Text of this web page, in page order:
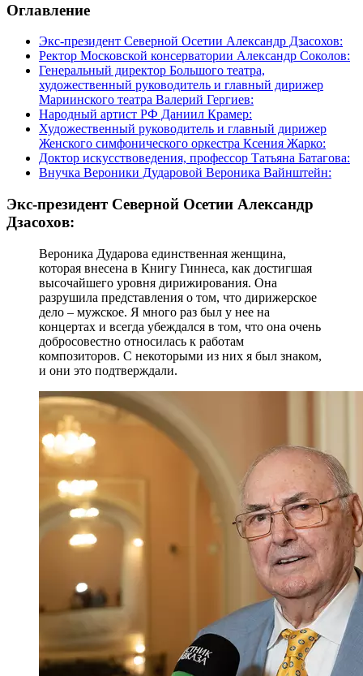
Оглавление
Экс-президент Северной Осетии Александр Дзасохов:
Ректор Московской консерватории Александр Соколов:
Генеральный директор Большого театра,
художественный руководитель и главный дирижер
Мариинского театра Валерий Гергиев:
Народный артист РФ Даниил Крамер:
Художественный руководитель и главный дирижер
Женского симфонического оркестра Ксения Жарко:
Доктор искусствоведения, профессор Татьяна Батагова:
Внучка Вероники Дударовой Вероника Вайнштейн:
Экс-президент Северной Осетии Александр
Дзасохов:
Вероника Дударова единственная женщина,
которая внесена в Книгу Гиннеса, как достигшая
высочайшего уровня дирижирования. Она
разрушила представления о том, что дирижерское
дело – мужское. Я много раз был у нее на
концертах и всегда убеждался в том, что она очень
добросовестно относилась к работам
композиторов. С некоторыми из них я был знаком,
и они это подтверждали.